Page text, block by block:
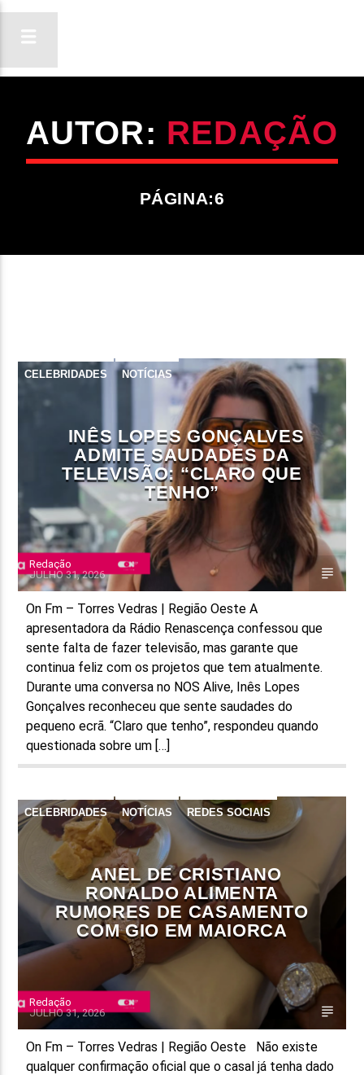
ON FM
LIGA-TE
ARTISTA
ON FM
AUTOR: REDAÇÃO
PÁGINA:6
CELEBRIDADES NOTÍCIAS
INÊS LOPES GONÇALVES
ADMITE SAUDADES DA
TELEVISÃO: “CLARO QUE
TENHO”
Redação
JULHO 31, 2026
On Fm – Torres Vedras | Região Oeste A
apresentadora da Rádio Renascença confessou que
sente falta de fazer televisão, mas garante que
continua feliz com os projetos que tem atualmente.
Durante uma conversa no NOS Alive, Inês Lopes
Gonçalves reconheceu que sente saudades do
pequeno ecrã. “Claro que tenho”, respondeu quando
questionada sobre um […]
CELEBRIDADES NOTÍCIAS REDES SOCIAIS
ANEL DE CRISTIANO
RONALDO ALIMENTA
RUMORES DE CASAMENTO
COM GIO EM MAIORCA
Redação
JULHO 31, 2026
On Fm – Torres Vedras | Região Oeste Não existe
qualquer confirmação oficial que o casal já tenha dado